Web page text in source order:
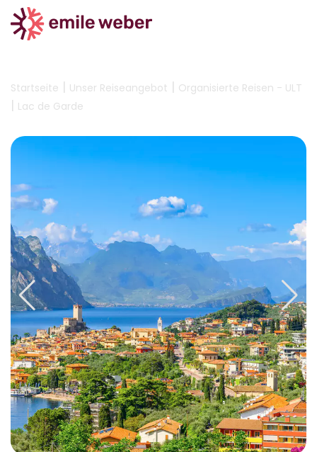
Startseite | Unser Reiseangebot | Organisierte Reisen - ULT
| Lac de Garde